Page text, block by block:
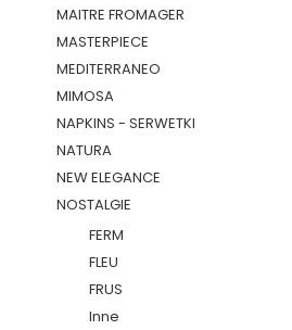
MAITRE FROMAGER
MASTERPIECE
MEDITERRANEO
MIMOSA
NAPKINS - SERWETKI
NATURA
NEW ELEGANCE
NOSTALGIE
FERM
FLEU
FRUS
Inne